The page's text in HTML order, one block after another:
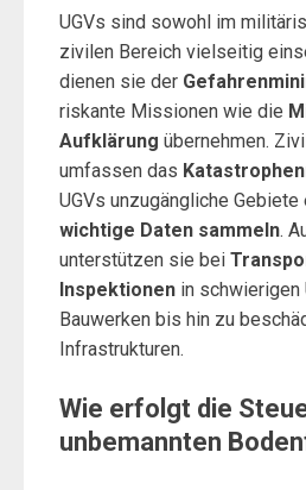
UGVs sind sowohl im
zivilen Bereich vielseitig
dienen sie der
riskante Missionen wie die
Aufklärung übernehmen.
umfassen das
UGVs unzugängliche Gebiete
wichtige Daten sammeln.
unterstützen sie bei
Inspektionen in schwierigen
Bauwerken bis hin zu
Infrastrukturen.
Wie erfolgt die
unbemannten